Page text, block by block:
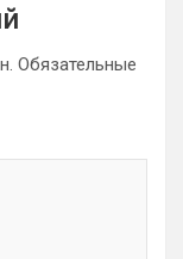
Обязательные